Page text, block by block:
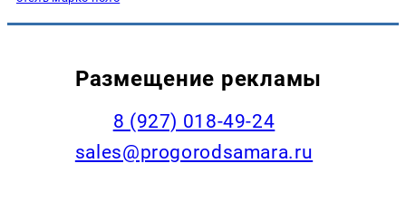
Размещение рекламы
8 (927) 018-49-24
sales@progorodsamara.ru